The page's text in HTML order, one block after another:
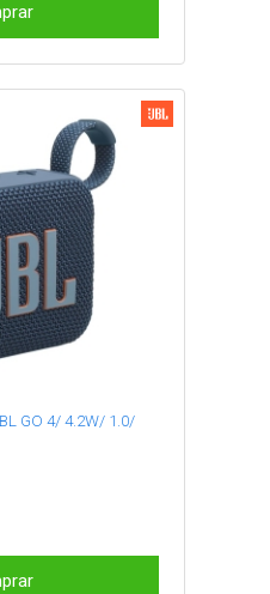
GO 4/ 4.2W/ 1.0/